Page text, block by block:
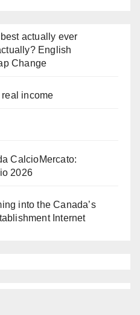
actually ever
English
Change
income
CalcioMercato:
2026
into the Canada’s
Internet